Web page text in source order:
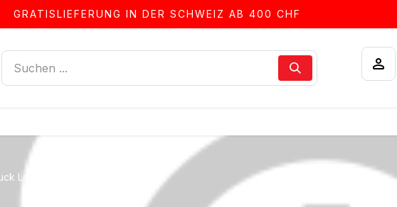
GRATISLIEFERUNG IN DER SCHWEIZ AB 400 CHF
Lac de Tanay v. 1993